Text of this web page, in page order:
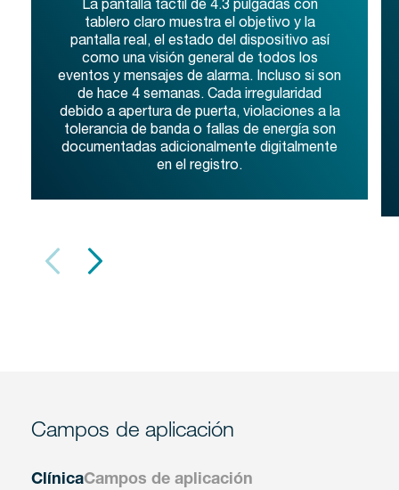
La pantalla táctil de 4.3 pulgadas con
tablero claro muestra el objetivo y la
pantalla real, el estado del dispositivo así
como una visión general de todos los
eventos y mensajes de alarma. Incluso si son
de hace 4 semanas. Cada irregularidad
debido a apertura de puerta, violaciones a la
tolerancia de banda o fallas de energía son
documentadas adicionalmente digitalmente
en el registro.
Campos de aplicación
ClínicaCampos de aplicación